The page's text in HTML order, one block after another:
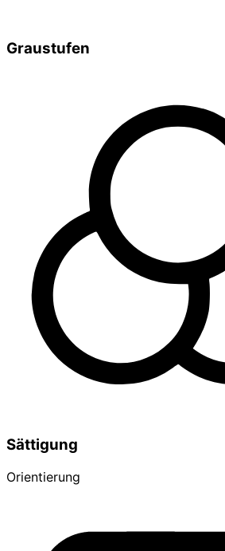
Graustufen
Sättigung
Orientierung